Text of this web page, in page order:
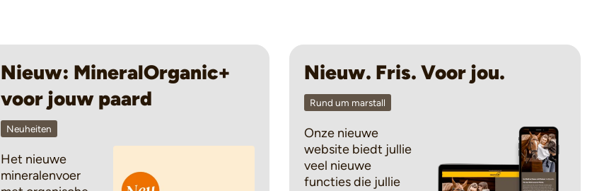
Nieuw: MineralOrganic+
voor jouw paard
Neuheiten
Het nieuwe
mineralenvoer
Nieuw. Fris. Voor jou.
Rund um marstall
Onze nieuwe
website biedt jullie
veel nieuwe
functies die jullie